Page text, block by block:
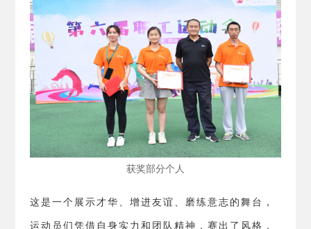
获奖部分个人
这是一个展示才华、增进友谊、磨练意志的舞台，
运动员们凭借自身实力和团队精神，赛出了风格，